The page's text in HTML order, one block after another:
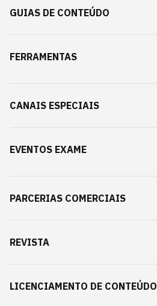
GUIAS DE CONTEÚDO
FERRAMENTAS
CANAIS ESPECIAIS
EVENTOS EXAME
PARCERIAS COMERCIAIS
REVISTA
LICENCIAMENTO DE CONTEÚDO